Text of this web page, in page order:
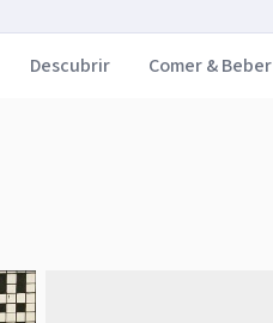
Descubrir Comer & Beber